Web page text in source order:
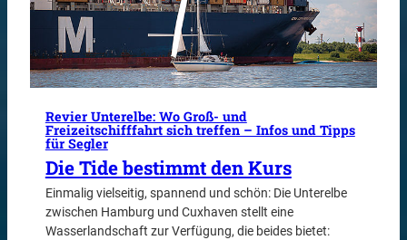
Revier Unterelbe: Wo Groß- und
Freizeitschifffahrt sich treffen – Infos und Tipps
für Segler
Die Tide bestimmt den Kurs
Einmalig vielseitig, spannend und schön: Die Unterelbe
zwischen Hamburg und Cuxhaven stellt eine
Wasserlandschaft zur Verfügung, die beides bietet: